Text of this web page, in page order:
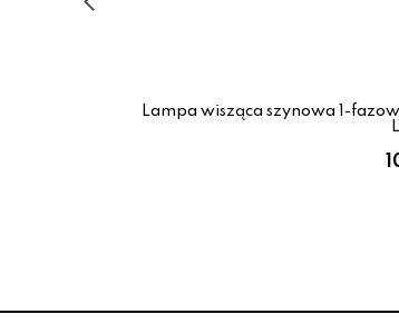
Lampa wisząca szynowa 1-